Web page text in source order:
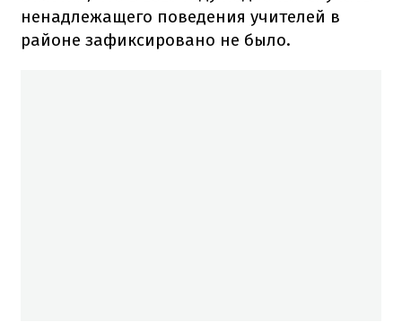
ненадлежащего поведения учителей в
районе зафиксировано не было.